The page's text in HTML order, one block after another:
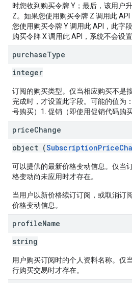
时您收到购买令牌 Y；最后，该用户
Z。如果您使用购买令牌 Z 调用此
您使用购买令牌 Y 调用此 API，此字
购买令牌 X 调用此 API，系统不会设置
purchaseType
integer
订阅的购买类型。仅当相应购买不是
完成时，才设置此字段。可能的值为
号购买）1. 促销（即使用促销代码购买
priceChange
object (
可以提供的最新价格变动信息。仅当
格变动尚未应用时才存在。
当用户以新价格续订订阅，或取消订
价格变动信息。
profileName
string
用户购买订阅时的个人资料名称。仅
行购买交易时才存在。